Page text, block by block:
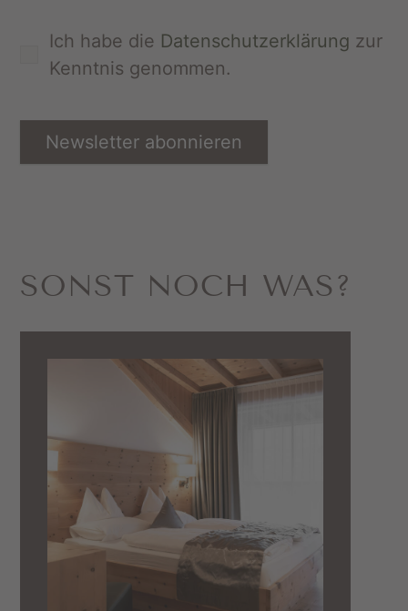
Ich habe die Datenschutzerklärung zur
Kenntnis genommen.
Newsletter abonnieren
SONST NOCH WAS?